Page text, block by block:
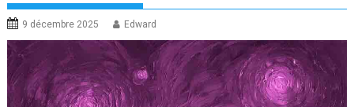
9 décembre 2025 Edward